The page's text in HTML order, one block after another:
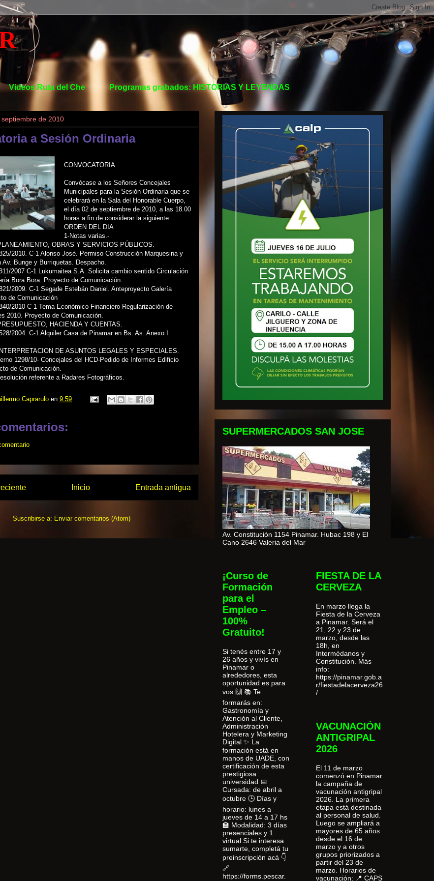
Videos Ruta del Che Programas grabados: HISTORIAS Y LEYENDAS
de 2010
a Sesión Ordinaria
CONVOCATORIA
Convócase a los Señores Concejales
Municipales para la Sesión Ordinaria que se
celebrará en la Sala del Honorable Cuerpo,
el día 02 de septiembre de 2010, a las 18.00
horas a fin de considerar la siguiente:
ORDEN DEL DIA
1-Notas varias.-
OBRAS Y SERVICIOS PÚBLICOS.
2010. C-1 Alonso José. Permiso Construcción Marquesina y
Av. Bunge y Burriquetas. Despacho.
2007 C-1 Lukumaitea S.A. Solicita cambio sentido Circulación
Bora Bora. Proyecto de Comunicación.
2009. C-1 Segade Estebán Daniel. Anteproyecto Galería
de Comunicación
2010 C-1 Tema Económico Financiero Regularización de
2010. Proyecto de Comunicación.
HACIENDA Y CUENTAS.
2004. C-1 Alquiler Casa de Pinamar en Bs. As. Anexo I.
DE ASUNTOS LEGALES Y ESPECIALES.
1298/10- Concejales del HCD-Pedido de Informes Edificio
de Comunicación.
referente a Radares Fotográficos.
Caprarulo en 9:59
Entrada antigua
Inicio
Suscribirse a: Enviar comentarios (Atom)
SUPERMERCADOS SAN JOSE
Av. Constitución 1154 Pinamar. Hubac 198 y El
Cano 2646 Valeria del Mar
¡Curso de
Formación
para el
Empleo –
100%
Gratuito!
Si tenés entre 17 y
26 años y vivís en
Pinamar o
alrededores, esta
oportunidad es para
vos 🙌 📚 Te
formarás en:
Gastronomía y
Atención al Cliente,
Administración
Hotelera y Marketing
Digital ✨ La
formación está en
manos de UADE, con
certificación de esta
prestigiosa
universidad 📅
Cursada: de abril a
octubre 🕒 Días y
horario: lunes a
jueves de 14 a 17 hs
🏫 Modalidad: 3 días
presenciales y 1
virtual Si te interesa
sumarte, completá tu
preinscripción acá 👇
🔗
https://forms.pescar.
FIESTA DE LA
CERVEZA
En marzo llega la
Fiesta de la Cerveza
a Pinamar. Será el
21, 22 y 23 de
marzo, desde las
18h, en
Intermédanos y
Constitución. Más
info:
https://pinamar.gob.a
r/fiestadelacerveza26
/
VACUNACIÓN
ANTIGRIPAL
2026
El 11 de marzo
comenzó en Pinamar
la campaña de
vacunación antigripal
2026. La primera
etapa está destinada
al personal de salud.
Luego se ampliará a
mayores de 65 años
desde el 16 de
marzo y a otros
grupos priorizados a
partir del 23 de
marzo. Horarios de
vacunación: 📍 CAPS